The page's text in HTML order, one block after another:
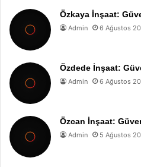
Özkaya İnşaat:
Admin 6 Ağustos
Özdede İnşaat:
Admin 6 Ağustos
Özcan İnşaat:
Admin 5 Ağustos